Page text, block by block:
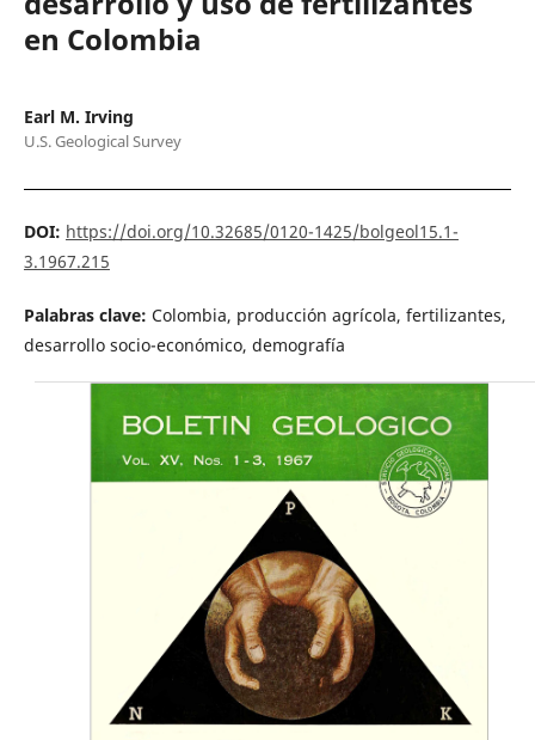
en Colombia
Earl M. Irving
U.S. Geological Survey
DOI: https://doi.org/10.32685/0120-1425/bolgeol15.1-
3.1967.215
Palabras clave: Colombia, producción agrícola, fertilizantes,
desarrollo socio-económico, demografía